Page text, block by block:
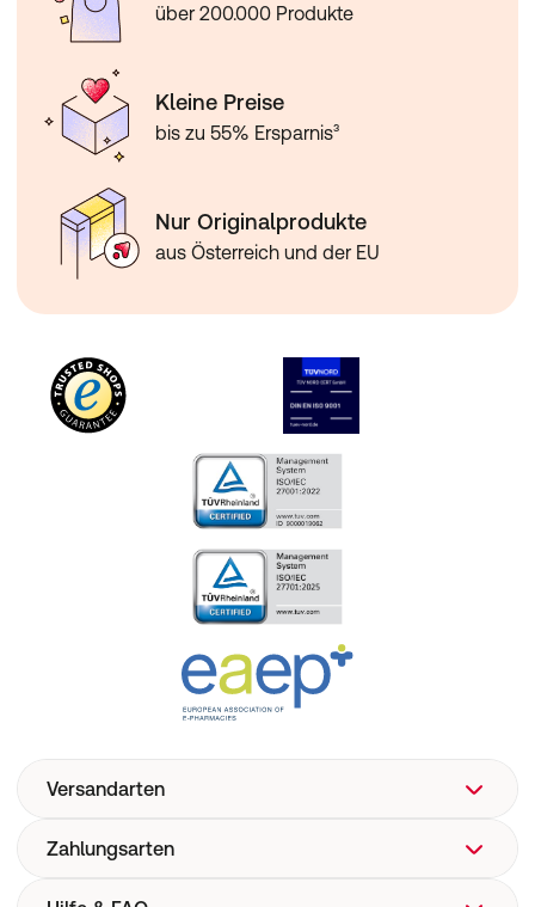
über 200.000 Produkte
Kleine Preise
bis zu 55% Ersparnis³
Nur Originalprodukte
aus Österreich und der EU
Versandarten
Zahlungsarten